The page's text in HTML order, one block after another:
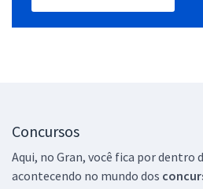
Concursos
Aqui, no Gran, você fica por dentro
acontecendo no mundo dos